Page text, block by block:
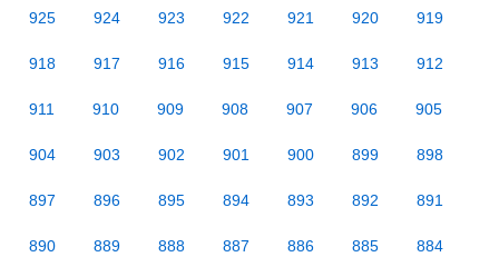
925 924 923 922 921 920 919
918 917 916 915 914 913 912
911 910 909 908 907 906 905
904 903 902 901 900 899 898
897 896 895 894 893 892 891
890 889 888 887 886 885 884